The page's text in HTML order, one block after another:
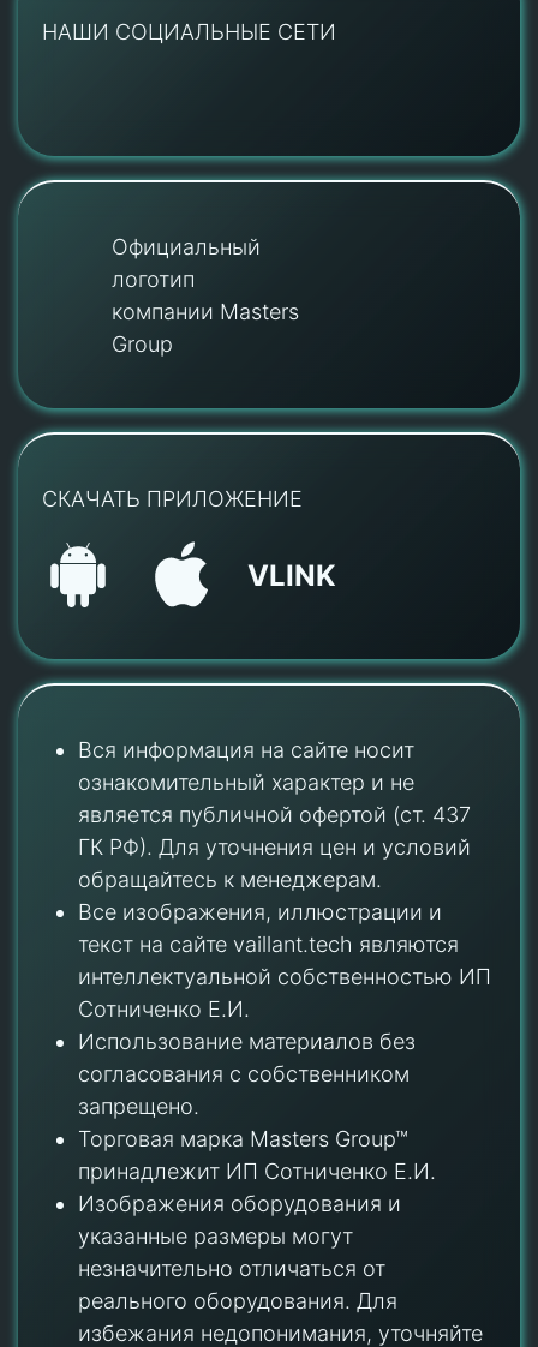
НАШИ СОЦИАЛЬНЫЕ СЕТИ
Официальный
логотип
компании Masters
Group
СКАЧАТЬ ПРИЛОЖЕНИЕ
VLINK
Вся информация на сайте носит
ознакомительный характер и не
является публичной офертой (ст. 437
ГК РФ). Для уточнения цен и условий
обращайтесь к менеджерам.
Все изображения, иллюстрации и
текст на сайте vaillant.tech являются
интеллектуальной собственностью ИП
Сотниченко Е.И.
Использование материалов без
согласования с собственником
запрещено.
Торговая марка Masters Group™
принадлежит ИП Сотниченко Е.И.
Изображения оборудования и
указанные размеры могут
незначительно отличаться от
реального оборудования. Для
избежания недопонимания, уточняйте